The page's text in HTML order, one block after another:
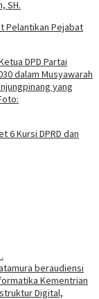
Pelantikan Pejabat
6 Kursi DPRD dan